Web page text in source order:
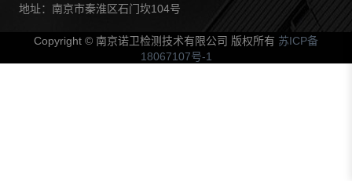
地址：南京市秦淮区石门坎104号
Copyright © 南京诺卫检测技术有限公司 版权所有 苏ICP备
18067107号-1